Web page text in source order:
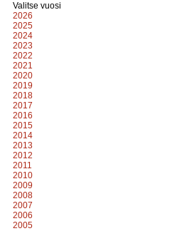
Valitse vuosi
2026
2025
2024
2023
2022
2021
2020
2019
2018
2017
2016
2015
2014
2013
2012
2011
2010
2009
2008
2007
2006
2005